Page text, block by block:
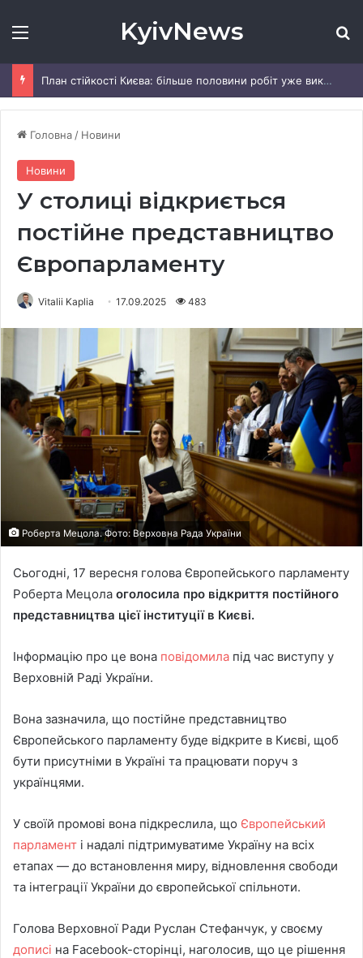
Меню KyivNews
План стійкості Києва: більше половини робіт уже виконали, — КМДА
Головна / Новини
Новини
У столиці відкриється
постійне представництво
Європарламенту
Vitalii Kaplia 17.09.2025 483
Роберта Мецола. Фото: Верховна Рада України
Сьогодні, 17 вересня голова Європейського парламенту
Роберта Мецола оголосила про відкриття постійного
представництва цієї інституції в Києві.
Інформацію про це вона повідомила під час виступу у
Верховній Раді України.
Вона зазначила, що постійне представництво
Європейського парламенту буде відкрите в Києві, щоб
бути присутніми в Україні та працювати поруч з
українцями.
У своїй промові вона підкреслила, що Європейський
парламент і надалі підтримуватиме Україну на всіх
етапах — до встановлення миру, відновлення свободи
та інтеграції України до європейської спільноти.
Голова Верховної Ради Руслан Стефанчук, у своєму
дописі на Facebook-сторінці, наголосив, що це рішення